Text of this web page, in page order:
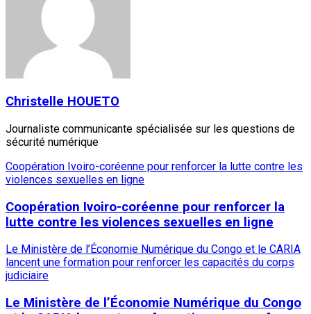
Christelle HOUETO
Journaliste communicante spécialisée sur les questions de
sécurité numérique
Coopération Ivoiro-coréenne pour renforcer la lutte contre les
violences sexuelles en ligne
Coopération Ivoiro-coréenne pour renforcer la
lutte contre les violences sexuelles en ligne
Le Ministère de l’Économie Numérique du Congo et le CARIA
lancent une formation pour renforcer les capacités du corps
judiciaire
Le Ministère de l’Économie Numérique du Congo